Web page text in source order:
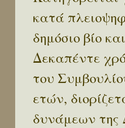
κατά
δημόσιο βίο
Δεκαπέντε
του
ετών,
δυνάμεων της